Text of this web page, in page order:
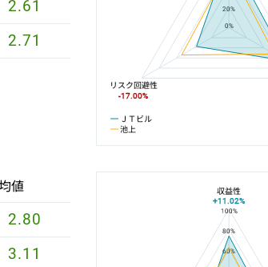
2.61
2.71
20%
0%
ＪＴビル
池上
リスク回避性
-17.00%
値
2.80
3.11
ＪＴビルと池上線の平均値の総合評価の比較
100%
80%
60%
収益性
+11.02%